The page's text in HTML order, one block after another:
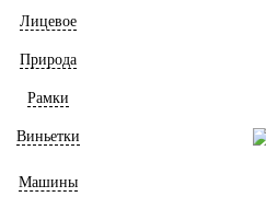
Лицевое
Природа
Рамки
Виньетки
Машины